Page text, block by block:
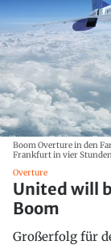
Boom Overture in den
Frankfurt in vier
Overture
United will
Boom
Großerfolg für